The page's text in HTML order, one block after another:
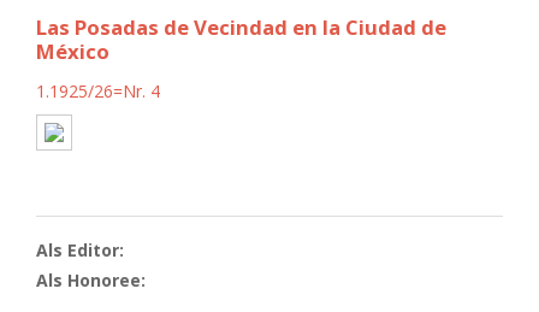
Las Posadas de Vecindad en la Ciudad de
México
1.1925/26=Nr. 4
Als Editor:
Als Honoree: